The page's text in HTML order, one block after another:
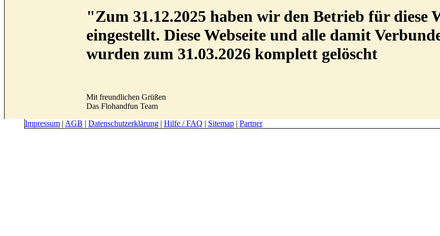
"Zum 31.12.2025 haben wir den Betrieb für diese
eingestellt. Diese Webseite und alle damit
wurden zum 31.03.2026 komplett gelöscht
Mit freundlichen Grüßen
Das Flohandfun Team
Impressum | AGB | Datenschutzerklärung | Hilfe / FAQ | Sitemap | Partner